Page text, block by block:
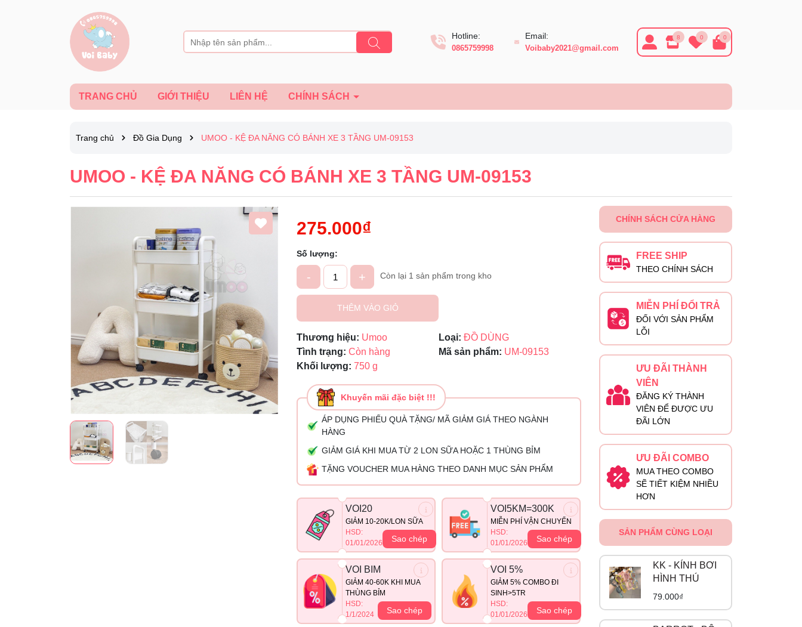
Hotline:
0865759998
Email:
Voibaby2021@gmail.com
8 0 0
TRANG CHỦ GIỚI THIỆU LIÊN HỆ CHÍNH SÁCH
Trang chủ Đồ Gia Dụng UMOO - KỆ ĐA NĂNG CÓ BÁNH XE 3 TẦNG UM-09153
UMOO - KỆ ĐA NĂNG CÓ BÁNH XE 3 TẦNG UM-09153
275.000₫
Số lượng:
- + Còn lại 1 sản phẩm trong kho
THÊM VÀO GIỎ
Thương hiệu: Umoo Loại: ĐỒ DÙNG
Tình trạng: Còn hàng Mã sản phẩm: UM-09153
Khối lượng: 750 g
Khuyến mãi đặc biệt !!!
ÁP DỤNG PHIẾU QUÀ TẶNG/ MÃ GIẢM GIÁ THEO NGÀNH
HÀNG
GIẢM GIÁ KHI MUA TỪ 2 LON SỮA HOẶC 1 THÙNG BỈM
TẶNG VOUCHER MUA HÀNG THEO DANH MỤC SẢN PHẨM
VOI20
GIẢM 10-20K/LON SỮA
HSD:
01/01/2026
Sao chép
VOI5KM=300K
MIỄN PHÍ VẬN CHUYỂN
HSD:
01/01/2026
Sao chép
VOI BIM
GIẢM 40-60K KHI MUA
THÙNG BỈM
HSD:
1/1/2024
Sao chép
VOI 5%
GIẢM 5% COMBO ĐI
SINH>5TR
HSD:
01/01/2026
Sao chép
Mã giảm giá:
Ngày hết hạn:
CHÍNH SÁCH CỬA HÀNG
FREE SHIP
THEO CHÍNH SÁCH
MIỄN PHÍ ĐỔI TRẢ
ĐỐI VỚI SẢN PHẨM
LỖI
ƯU ĐÃI THÀNH
VIÊN
ĐĂNG KÝ THÀNH
VIÊN ĐỂ ĐƯỢC ƯU
ĐÃI LỚN
ƯU ĐÃI COMBO
MUA THEO COMBO
SẼ TIẾT KIỆM NHIỀU
HƠN
SẢN PHẨM CÙNG LOẠI
KK - KÍNH BƠI
HÌNH THÚ
79.000₫